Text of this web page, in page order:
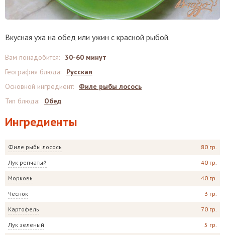
Вкусная уха на обед или ужин с красной рыбой.
Ингредиенты
Филе рыбы лосось 80 гр.
Лук репчатый 40 гр.
Морковь 40 гр.
Чеснок 3 гр.
Картофель 70 гр.
Лук зеленый 5 гр.
Вам понадобится:
30-60 минут
География блюда:
Русская
Основной ингредиент:
Филе рыбы лосось
Тип блюда: Обед